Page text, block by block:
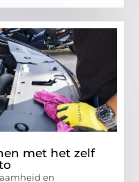
met het zelf
en